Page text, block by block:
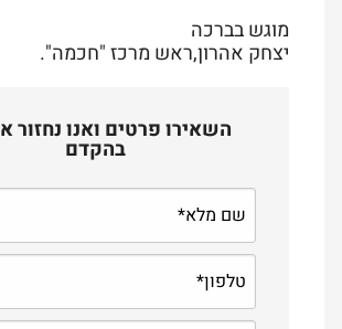
מוגש בברכה
יצחק אהרון,ראש מרכז "חכמה".
השאירו פרטים ואנו נחזור
בהקדם